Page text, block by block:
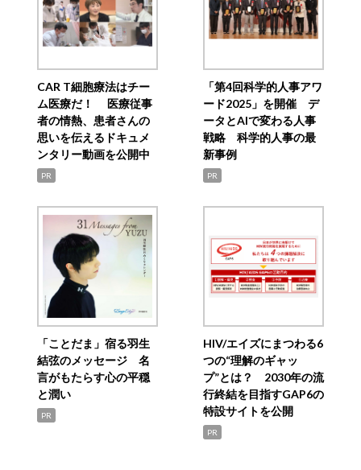
CAR T細胞療法はチー
ム医療だ！ 医療従事
者の情熱、患者さんの
思いを伝えるドキュメ
ンタリー動画を公開中
PR
「第4回科学的人事アワ
ード2025」を開催 デ
ータとAIで変わる人事
戦略 科学的人事の最
新事例
PR
「ことだま」宿る羽生
結弦のメッセージ 名
言がもたらす心の平穏
と潤い
PR
HIV/エイズにまつわる6
つの“理解のギャッ
プ”とは？ 2030年の流
行終結を目指すGAP6の
特設サイトを公開
PR